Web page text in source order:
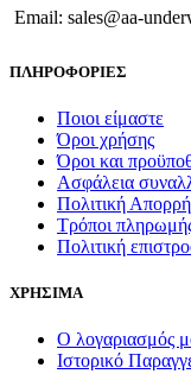
στη
σελίδα
προϊόντος
Email: sales@aa-
ΠΛΗΡΟΦΟΡΙΕΣ
Ποιοι είμαστε
Όροι χρήσης
Όροι και
Ασφάλεια
Πολιτική
Τρόποι
Πολιτική
ΧΡΗΣΙΜΑ
Ο λογαριασμός
Ιστορικό